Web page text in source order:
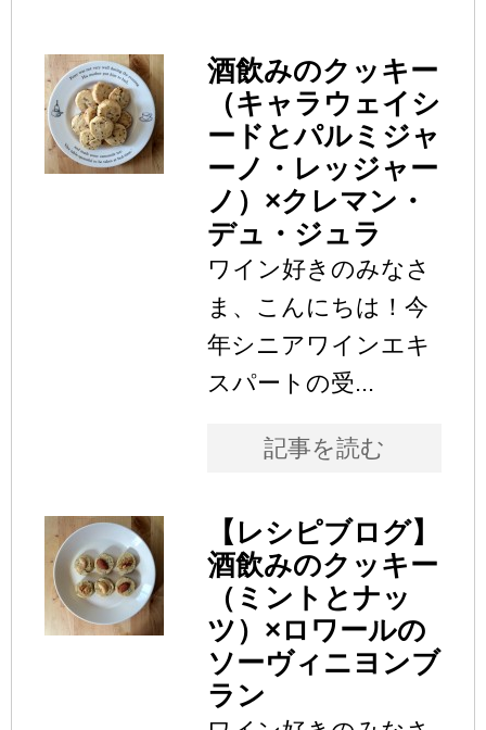
酒飲みのクッキー
（キャラウェイシ
ードとパルミジャ
ーノ・レッジャー
ノ）×クレマン・
デュ・ジュラ
ワイン好きのみなさ
ま、こんにちは！今
年シニアワインエキ
スパートの受...
記事を読む
【レシピブログ】
酒飲みのクッキー
（ミントとナッ
ツ）×ロワールの
ソーヴィニヨンブ
ラン